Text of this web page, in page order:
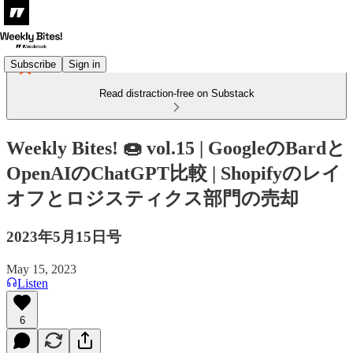
Subscribe Sign in
Read distraction-free on Substack
Weekly Bites! 🍩 vol.15 | GoogleのBardと
OpenAIのChatGPT比較 | Shopifyのレイ
オフとロジスティクス部門の売却
2023年5月15日号
May 15, 2023
Listen
6